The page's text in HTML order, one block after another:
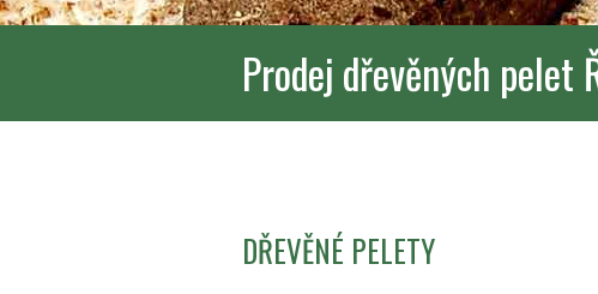
Prodej dřevěných pelet
DŘEVĚNÉ PELETY